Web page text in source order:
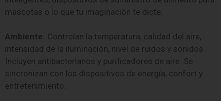
mascotas o lo que tu imaginación te dicte.
Ambiente. Controlan la temperatura, calidad del aire,
intensidad de la iluminación, nivel de ruidos y sonidos.
Incluyen antibacterianos y purificadores de aire. Se
sincronizan con los dispositivos de energía, confort y
entretenimiento.